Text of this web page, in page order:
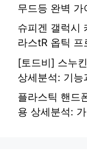
무드등 완벽 가
슈피겐 갤럭시
라스tR 옵틱
[토드비] 스누
상세분석: 기능
플라스틱 핸드
용 상세분석: